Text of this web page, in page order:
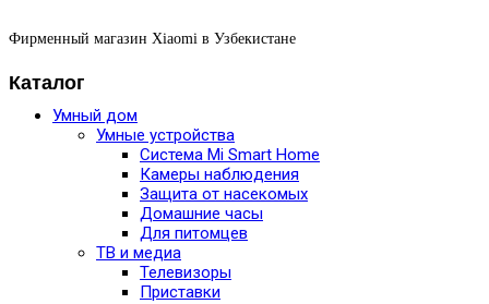
Фирменный магазин Xiaomi в Узбекистане
Каталог
Умный дом
Умные устройства
Система Mi Smart Home
Камеры наблюдения
Защита от насекомых
Домашние часы
Для питомцев
ТВ и медиа
Телевизоры
Приставки